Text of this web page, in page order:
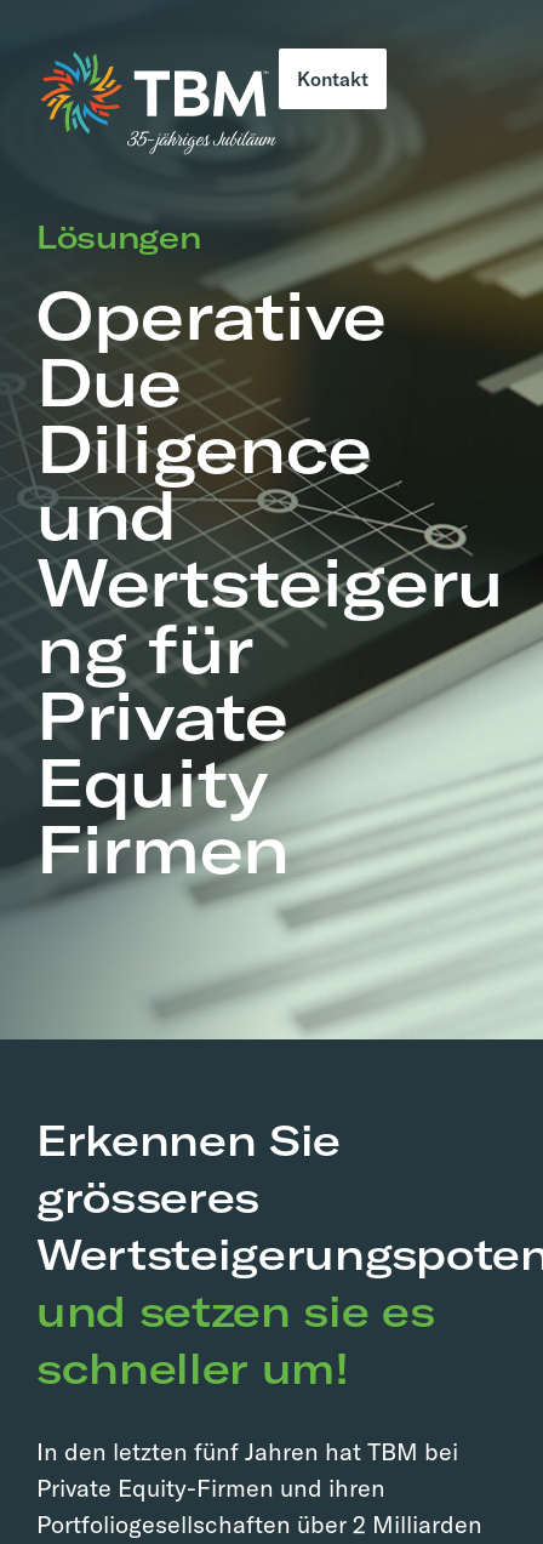
Kontakt
Lösungen
Operative
Due
Diligence
und
Wertsteigeru
ng für
Private
Equity
Firmen
Erkennen Sie
grösseres
und setzen sie es
schneller um!
In den letzten fünf Jahren hat TBM bei
Private Equity-Firmen und ihren
Portfoliogesellschaften über 2 Milliarden